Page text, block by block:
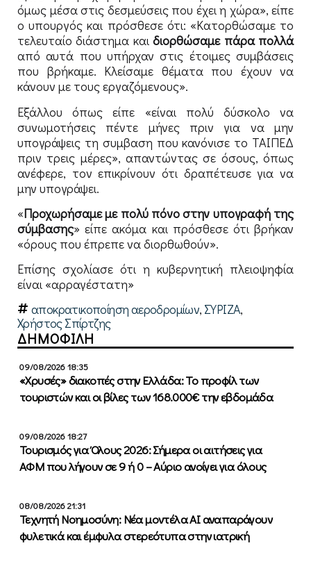
όμως μέσα στις δεσμεύσεις που έχει η χώρα», είπε
ο υπουργός και πρόσθεσε ότι: «Κατορθώσαμε το
τελευταίο διάστημα καιδιορθώσαμε πάρα πολλά
από αυτά που υπήρχαν στις έτοιμες συμβάσεις
που βρήκαμε. Κλείσαμε θέματα που έχουν να
κάνουν με τους εργαζόμενους».
Εξάλλου όπως είπε «είναι πολύ δύσκολο να
συνωμοτήσεις πέντε μήνες πριν για να μην
υπογράψεις τη συμβαση που κανόνισε το ΤΑΙΠΕΔ
πριν τρεις μέρες», απαντώντας σε όσους, όπως
ανέφερε, τον επικρίνουν ότι δραπέτευσε για να
μην υπογράψει.
«Προχωρήσαμε με πολύ πόνο στην υπογραφή της
σύμβασης» είπε ακόμα και πρόσθεσε ότι βρήκαν
«όρους που έπρεπε να διορθωθούν».
Επίσης σχολίασε ότι η κυβερνητική πλειοψηφία
είναι «αρραγέστατη»
αποκρατικοποίηση αεροδρομίων, ΣΥΡΙΖΑ,
Χρήστος Σπίρτζης
ΔΗΜΟΦΙΛΗ
09/08/2026 18:35
«Χρυσές» διακοπές στην Ελλάδα: Το προφίλ των
τουριστών και οι βίλες των 168.000€ την εβδομάδα
09/08/2026 18:27
Τουρισμός για Όλους 2026: Σήμερα οι αιτήσεις για
ΑΦΜ που λήγουν σε 9 ή 0 – Αύριο ανοίγει για όλους
08/08/2026 21:31
Τεχνητή Νοημοσύνη: Νέα μοντέλα ΑΙ αναπαράγουν
φυλετικά και έμφυλα στερεότυπα στην ιατρική